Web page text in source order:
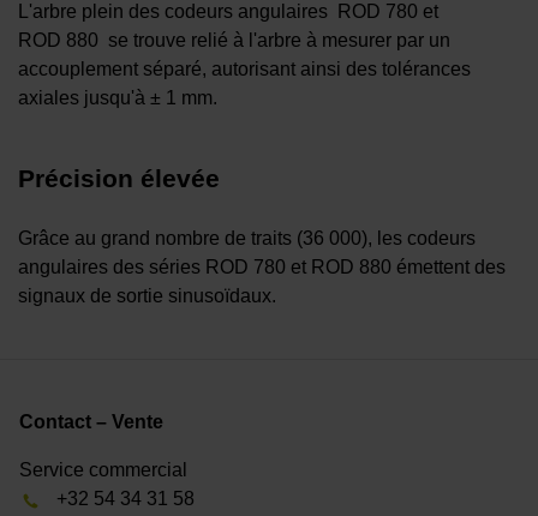
L'arbre plein des codeurs angulaires ROD 780 et
ROD 880 se trouve relié à l'arbre à mesurer par un
accouplement séparé, autorisant ainsi des tolérances
axiales jusqu'à ± 1 mm.
Précision élevée
Grâce au grand nombre de traits (36 000), les codeurs
angulaires des séries ROD 780 et ROD 880 émettent des
signaux de sortie sinusoïdaux.
Contact – Vente
Service commercial
+32 54 34 31 58